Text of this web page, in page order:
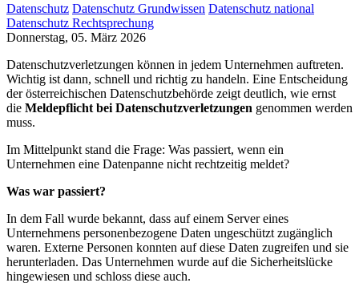
Datenschutz Datenschutz Grundwissen Datenschutz national
Datenschutz Rechtsprechung
Donnerstag, 05. März 2026
Datenschutzverletzungen können in jedem Unternehmen auftreten.
Wichtig ist dann, schnell und richtig zu handeln. Eine Entscheidung
der österreichischen Datenschutzbehörde zeigt deutlich, wie ernst
die Meldepflicht bei Datenschutzverletzungen genommen werden
muss.
Im Mittelpunkt stand die Frage: Was passiert, wenn ein
Unternehmen eine Datenpanne nicht rechtzeitig meldet?
Was war passiert?
In dem Fall wurde bekannt, dass auf einem Server eines
Unternehmens personenbezogene Daten ungeschützt zugänglich
waren. Externe Personen konnten auf diese Daten zugreifen und sie
herunterladen. Das Unternehmen wurde auf die Sicherheitslücke
hingewiesen und schloss diese auch.